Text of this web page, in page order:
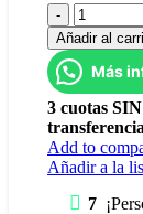
Royal
R30
Golden
Black
-
Mendoza
Premier
Padel
Edition
Añadir al
Más
3 cuotas
transferencia
Add to
Añadir a la
7